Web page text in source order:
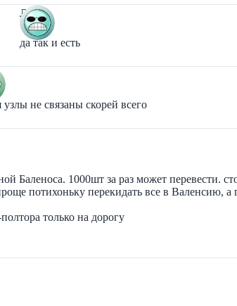
Лекс
да так и есть
узлы не связаны скорей всего
Баленоса. 1000шт за раз может перевести.
потихоньку перекидать все в Валенсию, а
только на дорогу